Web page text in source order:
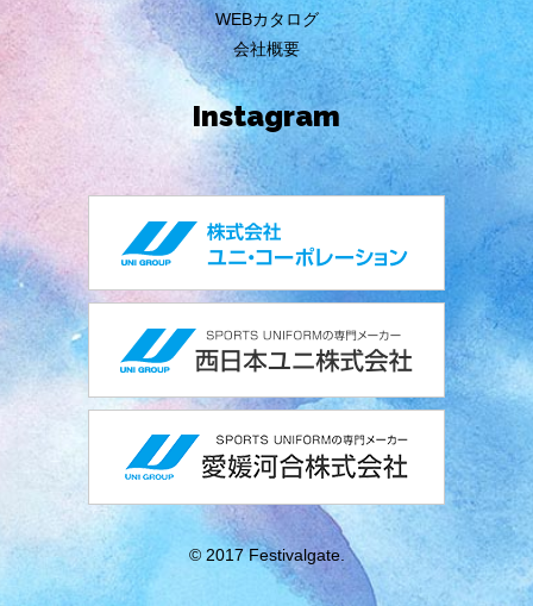
WEBカタログ
会社概要
Instagram
© 2017 Festivalgate.